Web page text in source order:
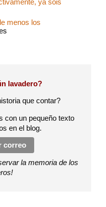
ya sois
menos los
lavadero?
que contar?
con un pequeño texto
en el blog.
correo
la memoria de los